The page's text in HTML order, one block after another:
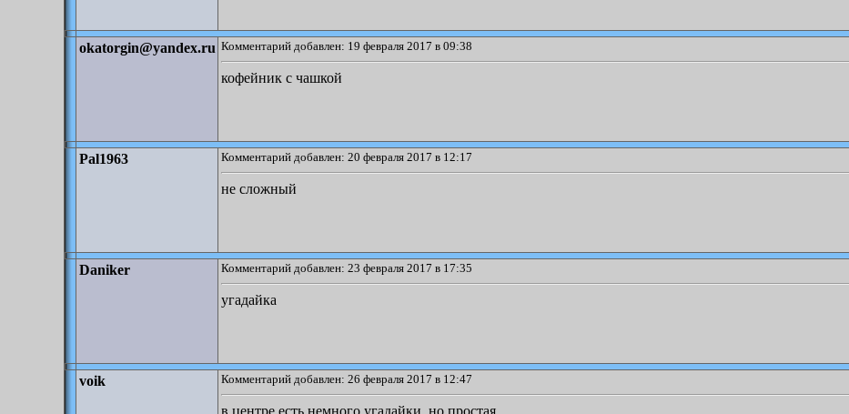
okatorgin@yandex.ru Комментарий добавлен: 19 февраля 2017 в 09:38
кофейник с чашкой
Pal1963 Комментарий добавлен: 20 февраля 2017 в 12:17
не сложный
Daniker Комментарий добавлен: 23 февраля 2017 в 17:35
угадайкa
voik Комментарий добавлен: 26 февраля 2017 в 12:47
в центре есть немного угадайки, но простая